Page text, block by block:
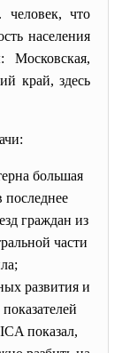
что
населения
Московская,
край, здесь
большая
последнее
граждан из
части
развития и
показал,